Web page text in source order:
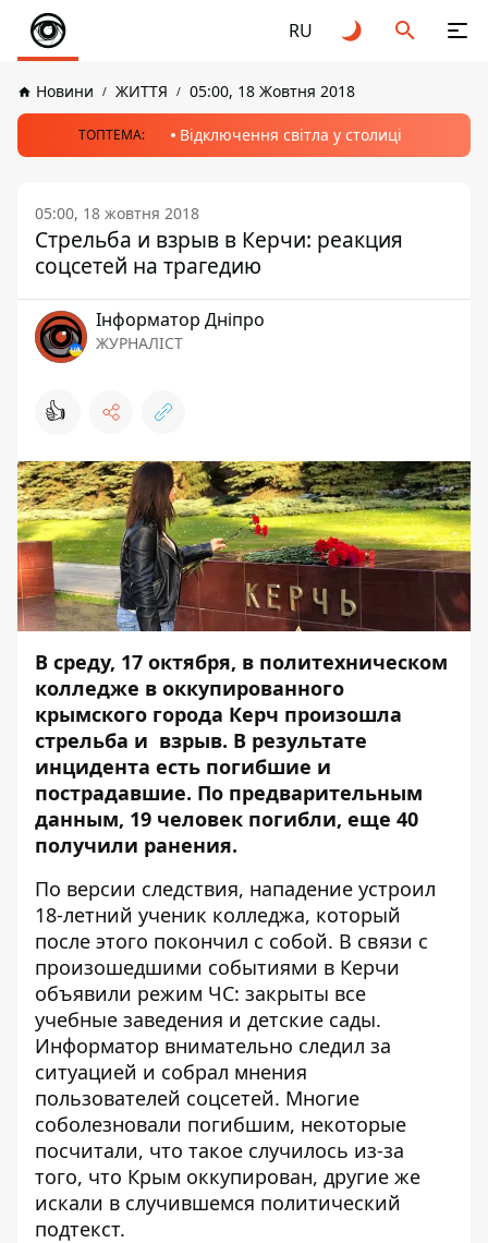
RU
Новини ЖИТТЯ 05:00, 18 Жовтня 2018
ТОПТЕМА: Відключення світла у столиці
05:00, 18 жовтня 2018
Стрельба и взрыв в Керчи: реакция
соцсетей на трагедию
Інформатор Дніпро
ЖУРНАЛІСТ
👍
В среду, 17 октября, в политехническом
колледже в оккупированного
крымского города Керч произошла
стрельба и взрыв. В результате
инцидента есть погибшие и
пострадавшие. По предварительным
данным, 19 человек погибли, еще 40
получили ранения.
По версии следствия, нападение устроил
18-летний ученик колледжа, который
после этого покончил с собой. В связи с
произошедшими событиями в Керчи
объявили режим ЧС: закрыты все
учебные заведения и детские сады.
Информатор внимательно следил за
ситуацией и собрал мнения
пользователей соцсетей. Многие
соболезновали погибшим, некоторые
посчитали, что такое случилось из-за
того, что Крым оккупирован, другие же
искали в случившемся политический
подтекст.